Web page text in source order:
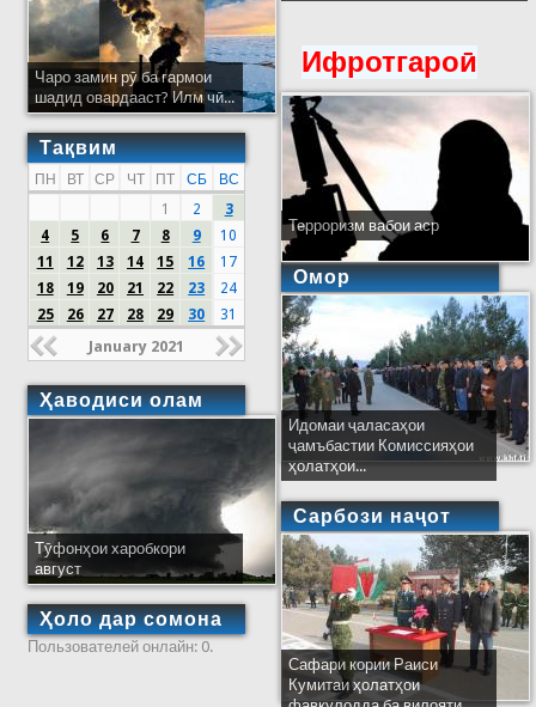
Чаро замин рӯ ба гармои
шадид овардааст? Илм чӣ...
Тақвим
ПН ВТ СР ЧТ ПТ СБ
ВС
1
2
3
4
5 6 7 8 9
10
11
12 13 14 15 16
17
18
19 20 21 22 23
24
25
26 27 28 29 30 31
January 2021
Ҳаводиси олам
Тӯфонҳои харобкори
август
Ҳоло дар сомона
Пользователей онлайн: 0.
Ифротгароӣ
Терроризм вабои аср
Омор
Идомаи ҷаласаҳои
ҷамъбастии Комиссияҳои
ҳолатҳои...
Сарбози наҷот
Сафари кории Раиси
Кумитаи ҳолатҳои